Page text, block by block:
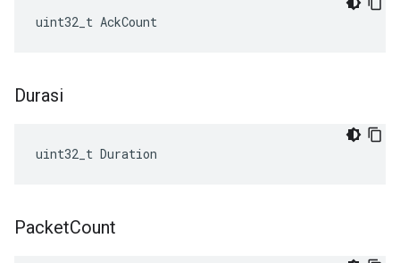
uint32_t AckCount
Durasi
uint32_t Duration
PacketCount